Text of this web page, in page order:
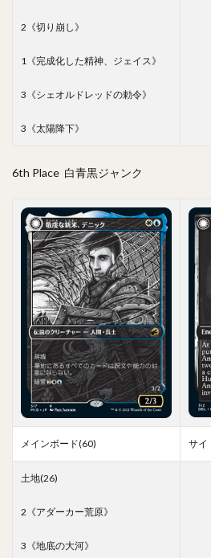
2《切り崩し》
1《完成化した精神、ジェイス》
3《シェオルドレッドの勅令》
3《太陽降下》
6th Place 白青黒ジャンク
メインボード(60) サイ
土地(26)
2《アダーカー荒原》
3《地底の大河》